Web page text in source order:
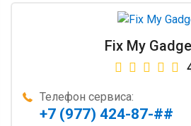
Fix My
Телефон сервиса:
+7 (977) 424-87-##